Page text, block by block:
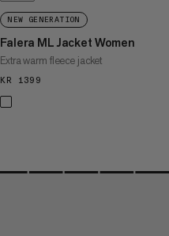
NEW GENERATION
Falera ML Jacket Women
Extra warm fleece jacket
KR 1399